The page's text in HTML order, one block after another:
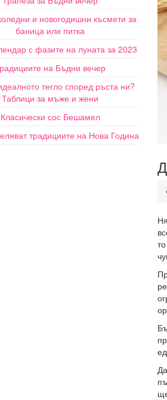
и новогодишни късмети за
баница или питка
с фазите на луната за 2023
на Бъдни вечер
тегло според ръста ни?
Таблици за мъже и жени
Класически сос Бешамел
традициите на Нова Година